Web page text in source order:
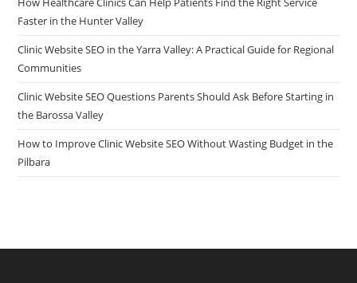
Faster in the Hunter Valley
Clinic Website SEO in the Yarra Valley: A Practical Guide for Regional
Communities
Clinic Website SEO Questions Parents Should Ask Before Starting in
the Barossa Valley
How to Improve Clinic Website SEO Without Wasting Budget in the
Pilbara